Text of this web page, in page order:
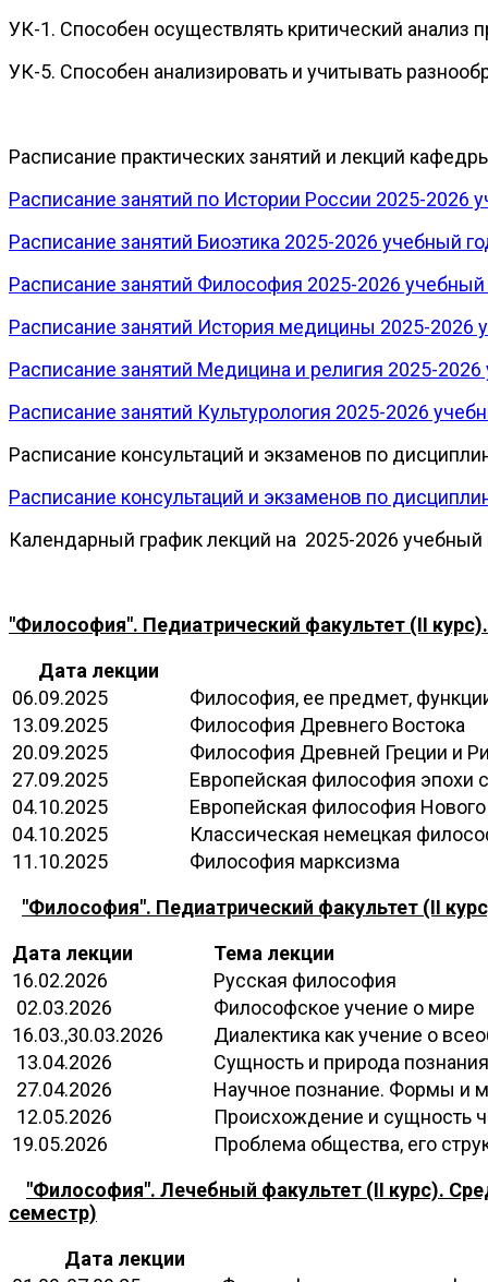
УК-1. Способен осуществлять критический анализ
УК-5. Способен анализировать и учитывать
Расписание практических занятий и лекций
Расписание занятий по Истории России 2025-2026
Расписание занятий Биоэтика 2025-2026 учебный
Расписание занятий Философия 2025-2026
Расписание занятий История медицины 2025-2026
Расписание занятий Медицина и религия 2025-
Расписание занятий Культурология 2025-2026
Расписание консультаций и экзаменов по
Расписание консультаций и экзаменов по
Календарный график лекций на 2025-2026 учебный
"Философия". Педиатрический факультет (II
Дата лекции
06.09.2025
Философия, ее предмет,
13.09.2025
Философия Древнего Востока
20.09.2025
Философия Древней Греции и
27.09.2025
Европейская философия эпохи
04.10.2025
Европейская философия
04.10.2025
Классическая немецкая
11.10.2025
Философия марксизма
"Философия". Педиатрический факультет (II
Дата лекции
Тема лекции
16.02.2026
Русская философия
02.03.2026
Философское учение о мире
16.03.,30.03.2026
Диалектика как учение о
13.04.2026
Сущность и природа
27.04.2026
Научное познание. Формы и
12.05.2026
Происхождение и сущность
19.05.2026
Проблема общества, его
"Философия". Лечебный факультет (II курс).
семестр)
Дата лекции